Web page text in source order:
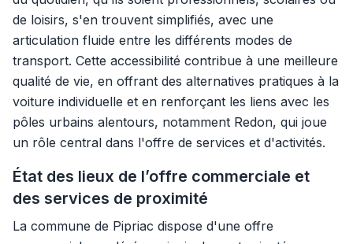
de loisirs, s'en trouvent simplifiés, avec une
articulation fluide entre les différents modes de
transport. Cette accessibilité contribue à une meilleure
qualité de vie, en offrant des alternatives pratiques à la
voiture individuelle et en renforçant les liens avec les
pôles urbains alentours, notamment Redon, qui joue
un rôle central dans l'offre de services et d'activités.
État des lieux de l’offre commerciale et
des services de proximité
La commune de Pipriac dispose d'une offre